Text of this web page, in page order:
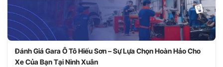
Đánh Giá Gara Ô Tô Hiếu Sơn – Sự Lựa Chọn Hoàn Hảo Cho
Xe Của Bạn Tại Ninh Xuân